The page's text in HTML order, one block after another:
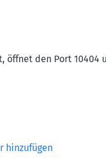
öffnet den Port 10404
hinzufügen